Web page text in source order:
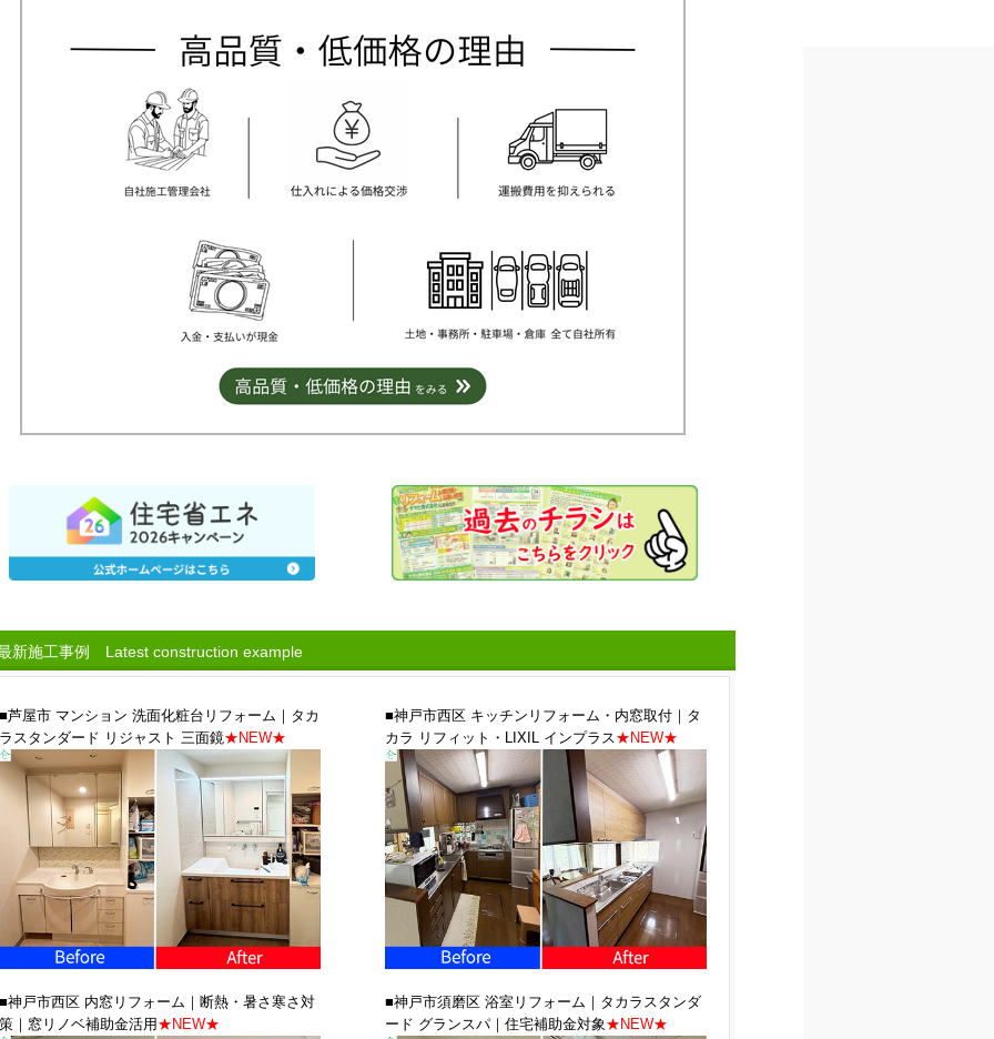
施工事例 Latest construction example
■芦屋市 マンション 洗面化粧台リフォーム｜タカ
ラスタンダード リジャスト 三面鏡★NEW★
■神戸市西区 キッチンリフォーム・内窓取付｜タ
カラ リフィット・LIXIL インプラス ★NEW★
■神戸市西区 内窓リフォーム｜断熱・暑さ寒さ対
策｜窓リノベ補助金活用 ★NEW★
■神戸市須磨区 浴室リフォーム｜タカラスタンダ
ード グランスパ｜住宅補助金対象★NEW★